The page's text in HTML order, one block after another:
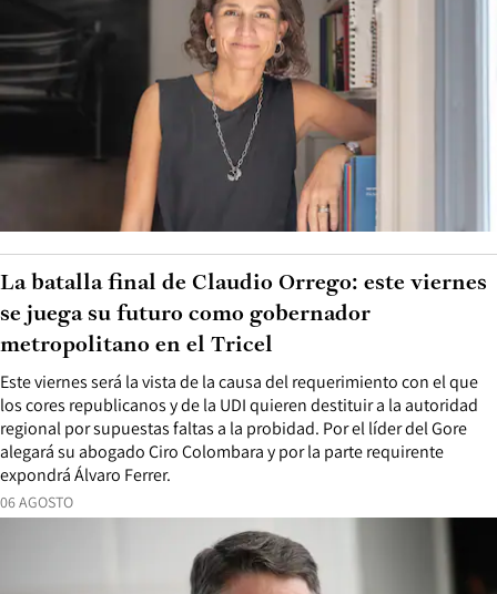
06 AGOSTO
Este viernes será la vista de la causa del requerimiento con el que
los cores republicanos y de la UDI quieren destituir a la autoridad
regional por supuestas faltas a la probidad. Por el líder del Gore
alegará su abogado Ciro Colombara y por la parte requirente
expondrá Álvaro Ferrer.
La batalla final de Claudio Orrego: este viernes
se juega su futuro como gobernador
metropolitano en el Tricel